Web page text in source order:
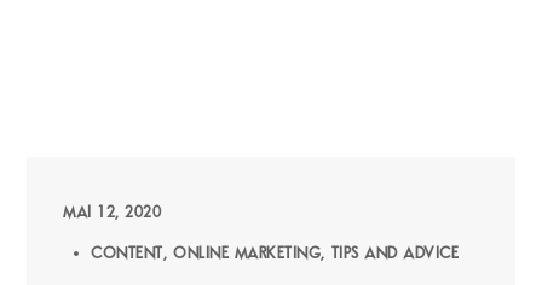
MAI 12, 2020
CONTENT ONLINE MARKETING TIPS AND ADVICE